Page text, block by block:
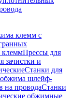
клемм с
клеммПрессы для
зачистки и
Станки для
шлейф-
на проводаСтанки
обжимные